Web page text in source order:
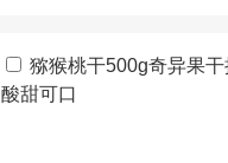
猕猴桃干500g奇异果
酸甜可口